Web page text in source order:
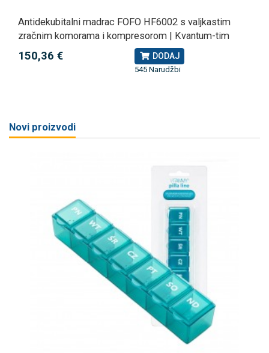
Antidekubitalni madrac FOFO HF6002 s valjkastim
zračnim komorama i kompresorom | Kvantum-tim
150,36 € DODAJ
545 Narudžbi
Novi proizvodi